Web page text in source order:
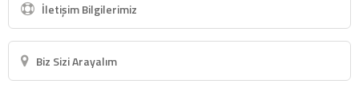
İletişim Bilgilerimiz
Biz Sizi Arayalım